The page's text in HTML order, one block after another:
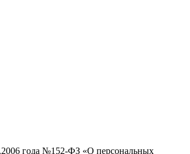
года №152-ФЗ «О персональных